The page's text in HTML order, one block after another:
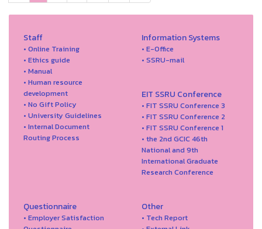
Staff
• Online Training
• Ethics guide
• Manual
• Human resource
development
• No Gift Policy
• University Guidelines
• Internal Document
Routing Process
Information Systems
• E-Office
• SSRU-mail
EIT SSRU Conference
• FIT SSRU Conference 3
• FIT SSRU Conference 2
• FIT SSRU Conference 1
• the 2nd GCIC 46th
National and 9th
International Graduate
Research Conference
Questionnaire
• Employer Satisfaction
Other
• Tech Report